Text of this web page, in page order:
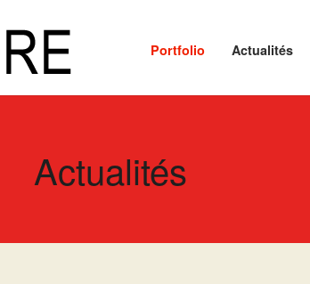
Portfolio Actualités
Actualités